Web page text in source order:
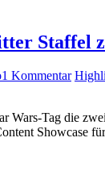
Staffel
1 Kommentar
Wars-Tag die
Showcase